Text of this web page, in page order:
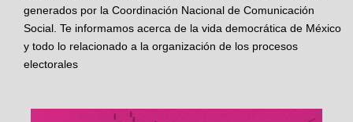
generados por la Coordinación Nacional de Comunicación
Social. Te informamos acerca de la vida democrática de México
y todo lo relacionado a la organización de los procesos
electorales